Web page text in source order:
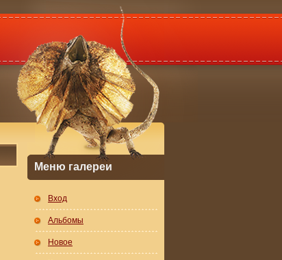
Меню галереи
Вход
Альбомы
Новое